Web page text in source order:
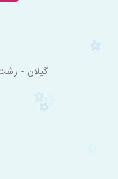
گیلان -